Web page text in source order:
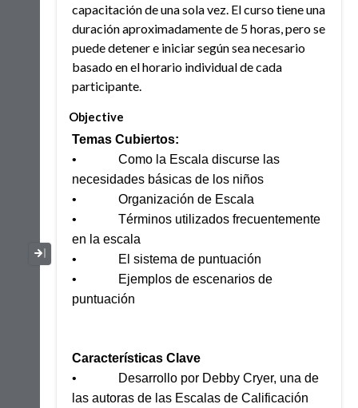
Collapse / Expand Menu
capacitación de una sola vez. El curso tiene una
duración aproximadamente de 5 horas, pero se
puede detener e iniciar según sea necesario
basado en el horario individual de cada
participante.
Objective
Temas Cubiertos:
• Como la Escala discurse las
necesidades básicas de los niños
• Organización de Escala
• Términos utilizados frecuentemente
en la escala
• El sistema de puntuación
• Ejemplos de escenarios de
puntuación
Características Clave
• Desarrollo por Debby Cryer, una de
las autoras de las Escalas de Calificación